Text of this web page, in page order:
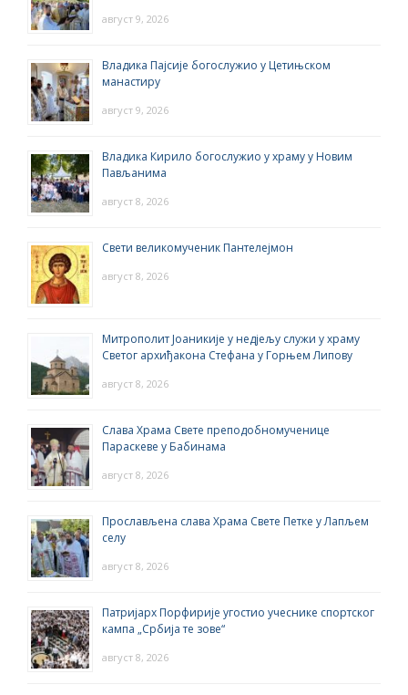
август 9, 2026
Владика Пајсије богослужио у Цетињском
манастиру
август 9, 2026
Владика Кирило богослужио у храму у Новим
Пављанима
август 8, 2026
Свети великомученик Пантелејмон
август 8, 2026
Митрополит Јоаникије у недјељу служи у храму
Светог архиђакона Стефана у Горњем Липову
август 8, 2026
Слава Храма Свете преподобномученице
Параскеве у Бабинама
август 8, 2026
Прослављена слава Храма Свете Петке у Лапљем
селу
август 8, 2026
Патријарх Порфирије угостио учеснике спортског
кампа „Србија те зове“
август 8, 2026